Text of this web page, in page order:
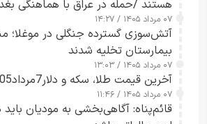
هستند /حمله در عراق با هماهنگی
۰۷ مرداد ۱۴۰۵ / ۱۴:۲۷
آتش‌سوزی گسترده جنگلی در موغلا؛
بیمارستان تخلیه شدند
۰۷ مرداد ۱۴۰۵ / ۱۳:۰۳
آخرین قیمت طلا، سکه و دلار7مرداد1405
۰۷ مرداد ۱۴۰۵ / ۱۱:۴۶
قائم‌پناه: آگاهی‌بخشی به مودیان